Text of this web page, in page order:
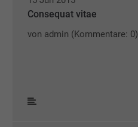
Consequat vitae
von admin (Kommentare: 0)